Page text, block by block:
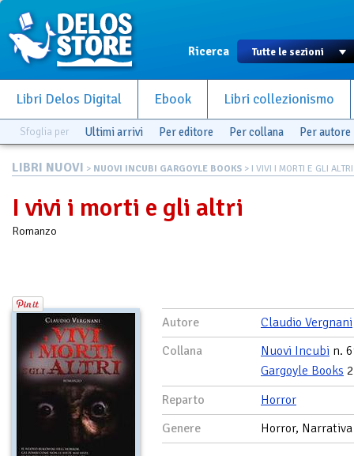
Ricerca
Libri Delos Digital Ebook Libri collezionismo
Sfoglia per Ultimi arrivi Per editore Per collana Per autore
LIBRI NUOVI > NUOVI INCUBI GARGOYLE BOOKS > I VIVI I MORTI E GLI ALTRI
I vivi i morti e gli altri
Romanzo
Autore
Claudio Vergnani
Collana
Nuovi Incubi n.
Gargoyle Books
Reparto
Horror
Genere
Horror, Narrativa